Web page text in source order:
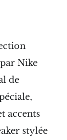
par Nike
de
accents
stylée